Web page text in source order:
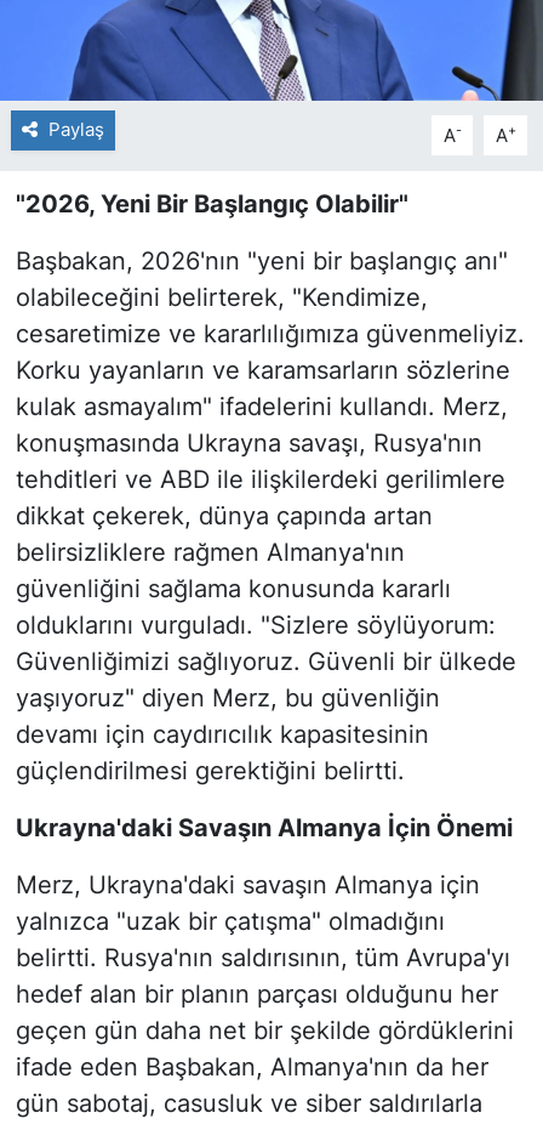
Paylaş A- A+
"2026, Yeni Bir Başlangıç Olabilir"
Başbakan, 2026'nın "yeni bir başlangıç anı"
olabileceğini belirterek, "Kendimize,
cesaretimize ve kararlılığımıza güvenmeliyiz.
Korku yayanların ve karamsarların sözlerine
kulak asmayalım" ifadelerini kullandı. Merz,
konuşmasında Ukrayna savaşı, Rusya'nın
tehditleri ve ABD ile ilişkilerdeki gerilimlere
dikkat çekerek, dünya çapında artan
belirsizliklere rağmen Almanya'nın
güvenliğini sağlama konusunda kararlı
olduklarını vurguladı. "Sizlere söylüyorum:
Güvenliğimizi sağlıyoruz. Güvenli bir ülkede
yaşıyoruz" diyen Merz, bu güvenliğin
devamı için caydırıcılık kapasitesinin
güçlendirilmesi gerektiğini belirtti.
Ukrayna'daki Savaşın Almanya İçin Önemi
Merz, Ukrayna'daki savaşın Almanya için
yalnızca "uzak bir çatışma" olmadığını
belirtti. Rusya'nın saldırısının, tüm Avrupa'yı
hedef alan bir planın parçası olduğunu her
geçen gün daha net bir şekilde gördüklerini
ifade eden Başbakan, Almanya'nın da her
gün sabotaj, casusluk ve siber saldırılarla